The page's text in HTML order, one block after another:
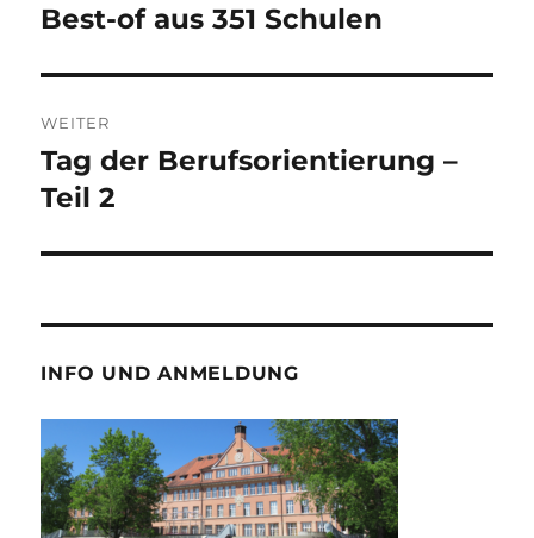
Vorheriger
Best-of aus 351 Schulen
WEITER
Nächster
Beitrag:
Tag der Berufsorientierung –
Teil 2
INFO UND ANMELDUNG